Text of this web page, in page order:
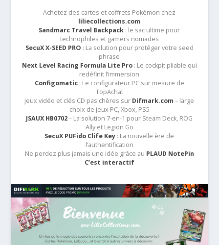
Achetez des cartes et coffrets Pokémon chez
liliecollections.com
Sandmarc Travel Backpack : le sac ultime pour
technophiles et gamers nomades
SecuX X-SEED PRO : La solution pour protéger votre seed
phrase
Next Level Racing Formula Lite Pro: Le cockpit pliable qui
redéfinit l’immersion
Configomatic: Le configurateur PC sur mesure de
TopAchat
Jeux vidéo et clés CD pas chères sur Difmark.com – large
choix de jeux PC, Xbox, PS5
JSAUX HB0702– La solution 7-en-1 pour Steam Deck, ROG
Ally et Legion Go
SecuX PUFido Clife Key : La nouvelle ère de
l’authentification
Ne perdez plus jamais une idée grâce au PLAUD NotePin
C’est interactif